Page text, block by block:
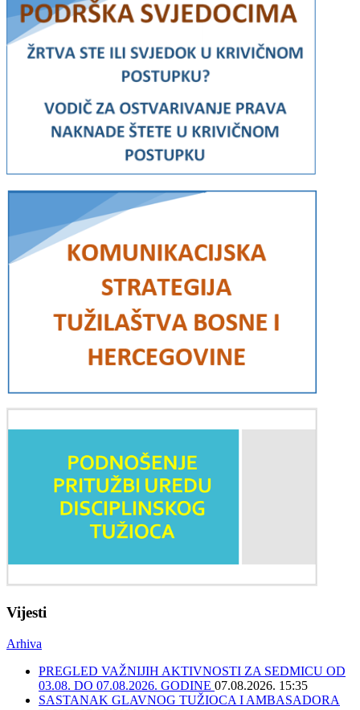
Vijesti
Arhiva
PREGLED VAŽNIJIH AKTIVNOSTI ZA SEDMICU OD
03.08. DO 07.08.2026. GODINE 07.08.2026. 15:35
SASTANAK GLAVNOG TUŽIOCA I AMBASADORA